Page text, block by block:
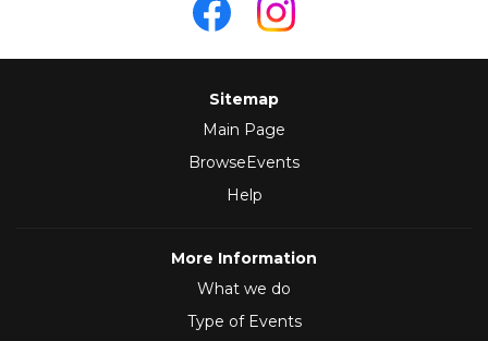
Sitemap
Main Page
BrowseEvents
Help
More Information
What we do
Type of Events